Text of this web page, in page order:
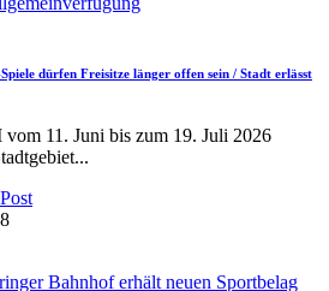
dürfen Freisitze länger offen sein / Stadt erlässt
11. Juni bis zum 19. Juli 2026
...